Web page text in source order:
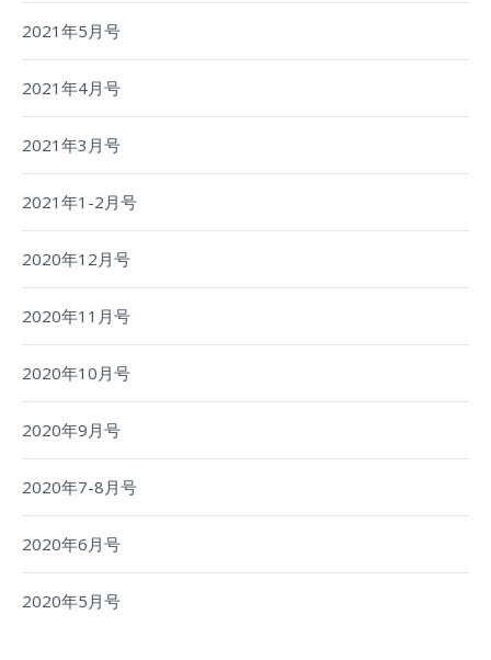
2021年5月号
2021年4月号
2021年3月号
2021年1-2月号
2020年12月号
2020年11月号
2020年10月号
2020年9月号
2020年7-8月号
2020年6月号
2020年5月号